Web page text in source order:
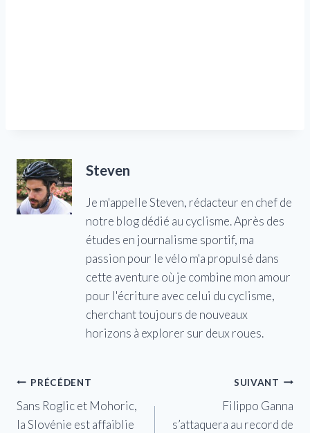
Steven
Je m'appelle Steven, rédacteur en chef de
notre blog dédié au cyclisme. Après des
études en journalisme sportif, ma
passion pour le vélo m'a propulsé dans
cette aventure où je combine mon amour
pour l'écriture avec celui du cyclisme,
cherchant toujours de nouveaux
horizons à explorer sur deux roues.
Navigation
de
PRÉCÉDENT
Sans Roglic et Mohoric,
la Slovénie est affaiblie
SUIVANT
Filippo Ganna
s’attaquera au record de